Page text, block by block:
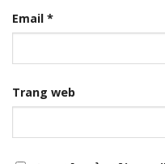
Email *
Trang web